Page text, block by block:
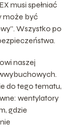
musi spełniać
może być
Wszystko po
naszej
do tego tematu,
wentylatory
gdzie